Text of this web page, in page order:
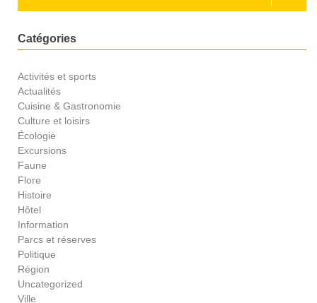
Catégories
Activités et sports
Actualités
Cuisine & Gastronomie
Culture et loisirs
Écologie
Excursions
Faune
Flore
Histoire
Hôtel
Information
Parcs et réserves
Politique
Région
Uncategorized
Ville